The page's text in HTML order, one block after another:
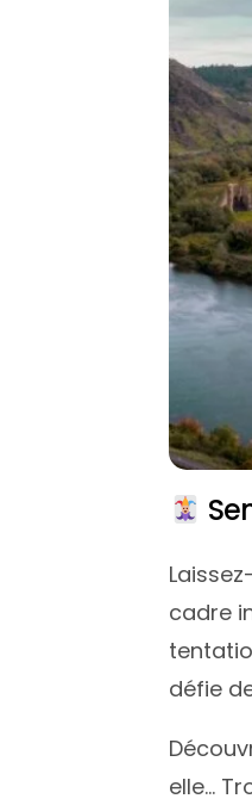
cadre
défie
elle…